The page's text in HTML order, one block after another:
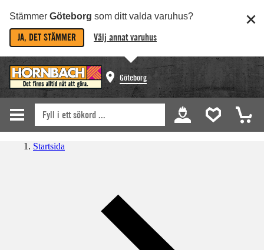
Stämmer Göteborg som ditt valda varuhus?
JA, DET STÄMMER Välj annat varuhus
Göteborg
Startsida